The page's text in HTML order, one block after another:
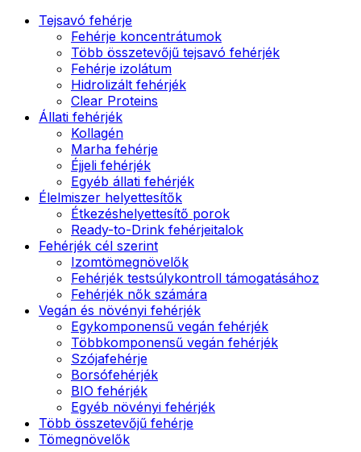
Tejsavó fehérje
Fehérje koncentrátumok
Több összetevőjű tejsavó fehérjék
Fehérje izolátum
Hidrolizált fehérjék
Clear Proteins
Állati fehérjék
Kollagén
Marha fehérje
Éjjeli fehérjék
Egyéb állati fehérjék
Élelmiszer helyettesítők
Étkezéshelyettesítő porok
Ready-to-Drink fehérjeitalok
Fehérjék cél szerint
Izomtömegnövelők
Fehérjék testsúlykontroll támogatásához
Fehérjék nők számára
Vegán és növényi fehérjék
Egykomponensű vegán fehérjék
Többkomponensű vegán fehérjék
Szójafehérje
Borsófehérjék
BIO fehérjék
Egyéb növényi fehérjék
Több összetevőjű fehérje
Tömegnövelők